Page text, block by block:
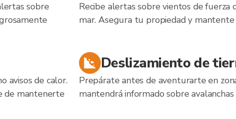
sobre
Recibe alertas sobre vientos de
mar. Asegura tu propiedad y mantente
avisos de calor.
de mantenerte
Deslizamiento de
Prepárate antes de aventurarte en
mantendrá informado sobre